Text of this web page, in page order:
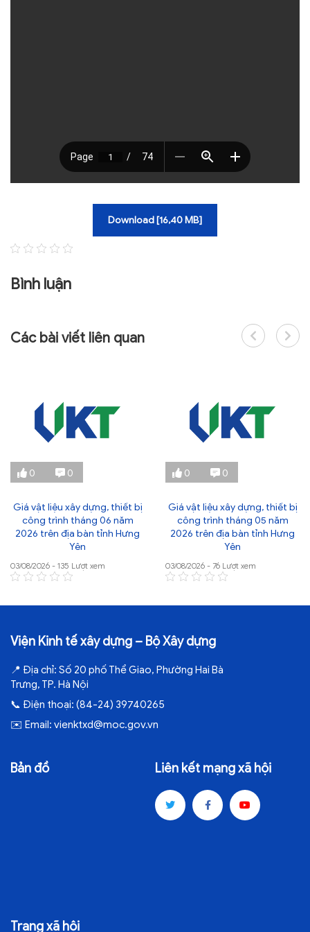
Download [16,40 MB]
Bình luận
Các bài viết liên quan
0 0
Giá vật liệu xây dựng, thiết bị
công trình tháng 06 năm
2026 trên địa bàn tỉnh Hưng
Yên
03/08/2026 - 135 Lượt xem
0 0
Giá vật liệu xây dựng, thiết bị
công trình tháng 05 năm
2026 trên địa bàn tỉnh Hưng
Yên
03/08/2026 - 76 Lượt xem
Viện Kinh tế xây dựng – Bộ Xây dựng
📍 Địa chỉ: Số 20 phố Thể Giao, Phường Hai Bà
Trưng, TP. Hà Nội
📞 Điện thoại: (84-24) 39740265
✉️ Email: vienktxd@moc.gov.vn
Bản đồ Liên kết mạng xã hội
Trang xã hội